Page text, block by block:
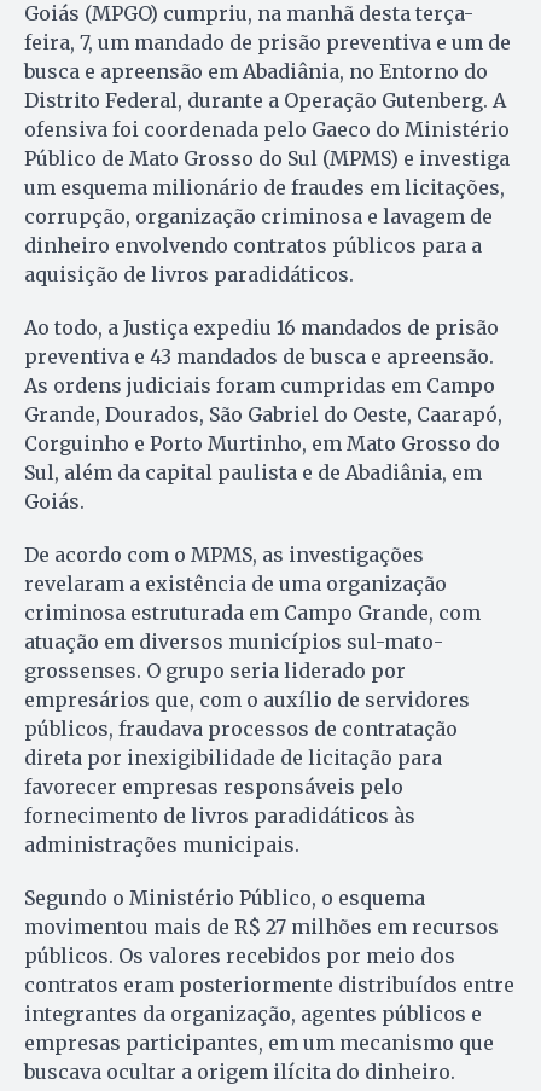
Goiás (MPGO) cumpriu, na manhã desta terça-
feira, 7, um mandado de prisão preventiva e um de
busca e apreensão em Abadiânia, no Entorno do
Distrito Federal, durante a Operação Gutenberg. A
ofensiva foi coordenada pelo Gaeco do Ministério
Público de Mato Grosso do Sul (MPMS) e investiga
um esquema milionário de fraudes em licitações,
corrupção, organização criminosa e lavagem de
dinheiro envolvendo contratos públicos para a
aquisição de livros paradidáticos.
Ao todo, a Justiça expediu 16 mandados de prisão
preventiva e 43 mandados de busca e apreensão.
As ordens judiciais foram cumpridas em Campo
Grande, Dourados, São Gabriel do Oeste, Caarapó,
Corguinho e Porto Murtinho, em Mato Grosso do
Sul, além da capital paulista e de Abadiânia, em
Goiás.
De acordo com o MPMS, as investigações
revelaram a existência de uma organização
criminosa estruturada em Campo Grande, com
atuação em diversos municípios sul-mato-
grossenses. O grupo seria liderado por
empresários que, com o auxílio de servidores
públicos, fraudava processos de contratação
direta por inexigibilidade de licitação para
favorecer empresas responsáveis pelo
fornecimento de livros paradidáticos às
administrações municipais.
Segundo o Ministério Público, o esquema
movimentou mais de R$ 27 milhões em recursos
públicos. Os valores recebidos por meio dos
contratos eram posteriormente distribuídos entre
integrantes da organização, agentes públicos e
empresas participantes, em um mecanismo que
buscava ocultar a origem ilícita do dinheiro.